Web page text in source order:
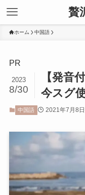
贅
ホーム 中国語
PR
【発音
今スグ
2023
8/30
中国語 2021年7月8日